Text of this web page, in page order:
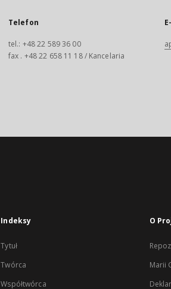
Telefon
tel.: +48 22 589 36 00
fax . +48 22 658 11 18 / Kancelaria
Indeksy
Tytuł
Twórca
Współtwórca
O
Marii